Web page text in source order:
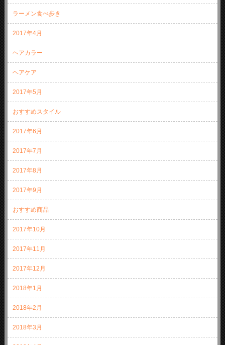
ラーメン食べ歩き
2017年4月
ヘアカラー
ヘアケア
2017年5月
おすすめスタイル
2017年6月
2017年7月
2017年8月
2017年9月
おすすめ商品
2017年10月
2017年11月
2017年12月
2018年1月
2018年2月
2018年3月